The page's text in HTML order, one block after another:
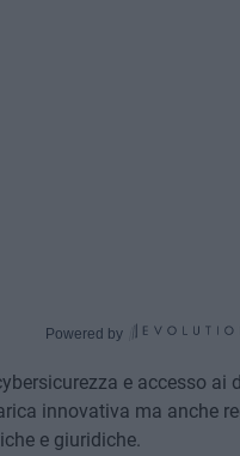
Powered by
e accesso
innovativa ma anche
e giuridiche.